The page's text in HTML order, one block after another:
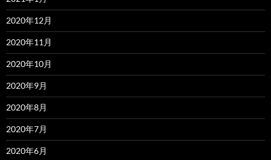
2020年12月
2020年11月
2020年10月
2020年9月
2020年8月
2020年7月
2020年6月